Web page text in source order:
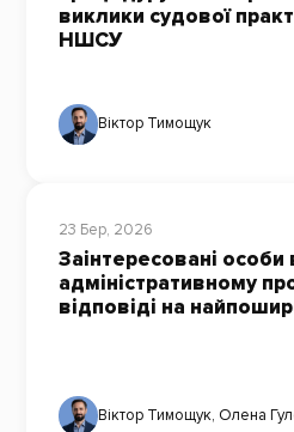
виклики судової
НШСУ
Віктор Тимощук
23 Бер, 2026
Заінтересовані особи
адміністративному
відповіді на
Віктор Тимощук, Олена